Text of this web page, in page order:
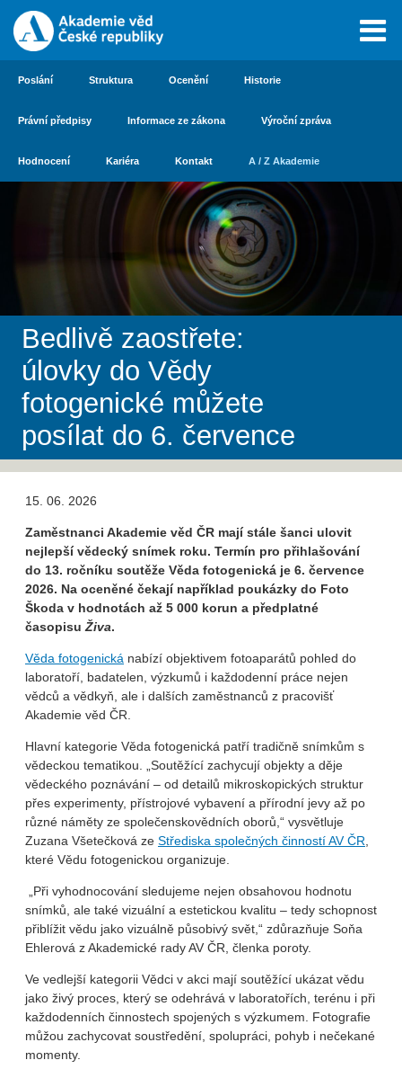
Poslání Struktura Ocenění Historie
Právní předpisy Informace ze zákona Výroční zpráva
Hodnocení Kariéra Kontakt A / Z Akademie
Bedlivě zaostřete:
úlovky do Vědy
fotogenické můžete
posílat do 6. července
15. 06. 2026
Zaměstnanci Akademie věd ČR mají stále šanci ulovit
nejlepší vědecký snímek roku. Termín pro přihlašování
do 13. ročníku soutěže Věda fotogenická je 6. července
2026. Na oceněné čekají například poukázky do Foto
Škoda v hodnotách až 5 000 korun a předplatné
časopisuŽiva.
Věda fotogenická nabízí objektivem fotoaparátů pohled do
laboratoří, badatelen, výzkumů i každodenní práce nejen
vědců a vědkyň, ale i dalších zaměstnanců z pracovišť
Akademie věd ČR.
Hlavní kategorie Věda fotogenická patří tradičně snímkům s
vědeckou tematikou. „Soutěžící zachycují objekty a děje
vědeckého poznávání – od detailů mikroskopických struktur
přes experimenty, přístrojové vybavení a přírodní jevy až po
různé náměty ze společenskovědních oborů,“ vysvětluje
Zuzana Všetečková ze Střediska společných činností AV ČR,
které Vědu fotogenickou organizuje.
„Při vyhodnocování sledujeme nejen obsahovou hodnotu
snímků, ale také vizuální a estetickou kvalitu – tedy schopnost
přiblížit vědu jako vizuálně působivý svět,“ zdůrazňuje Soňa
Ehlerová z Akademické rady AV ČR, členka poroty.
Ve vedlejší kategorii Vědci v akci mají soutěžící ukázat vědu
jako živý proces, který se odehrává v laboratořích, terénu i při
každodenních činnostech spojených s výzkumem. Fotografie
můžou zachycovat soustředění, spolupráci, pohyb i nečekané
momenty.